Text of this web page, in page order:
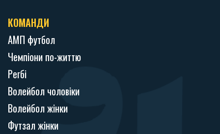
КОМАНДИ
АМП футбол
Чемпіони по-життю
Регбі
Волейбол чоловіки
Волейбол жінки
Футзал жінки